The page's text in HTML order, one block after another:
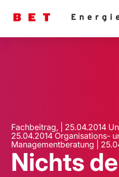
Fachbeitrag, | 25.04.2014
25.04.2014 Organisations-
Managementberatung |
Nichts